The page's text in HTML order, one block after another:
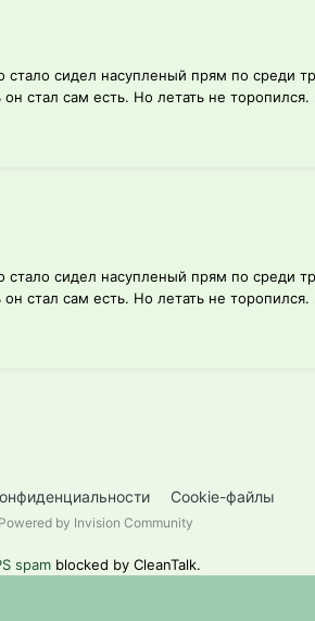
сидел насупленый прям по среди
стал сам есть. Но летать не
стало сидел насупленый прям по среди
стал сам есть. Но летать не
Cookie-файлы
Powered by Invision Community
spam blocked by CleanTalk.